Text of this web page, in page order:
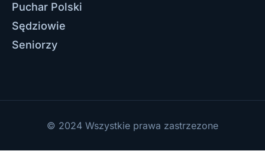
Puchar Polski
Sędziowie
Seniorzy
© 2024 Wszystkie prawa zastrzezone